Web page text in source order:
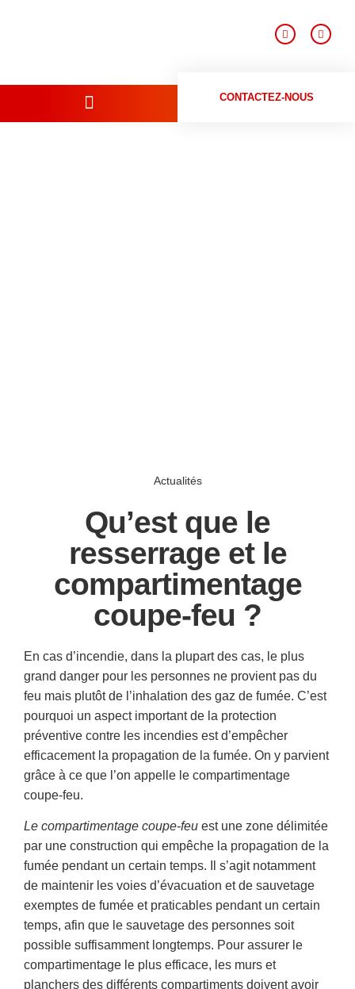
CONTACTEZ-NOUS
Actualités
Qu’est que le
resserrage et le
compartimentage
coupe-feu ?
En cas d’incendie, dans la plupart des cas, le plus
grand danger pour les personnes ne provient pas du
feu mais plutôt de l’inhalation des gaz de fumée. C’est
pourquoi un aspect important de la protection
préventive contre les incendies est d’empêcher
efficacement la propagation de la fumée. On y parvient
grâce à ce que l’on appelle le compartimentage
coupe-feu.
Le compartimentage coupe-feu est une zone délimitée
par une construction qui empêche la propagation de la
fumée pendant un certain temps. Il s’agit notamment
de maintenir les voies d’évacuation et de sauvetage
exemptes de fumée et praticables pendant un certain
temps, afin que le sauvetage des personnes soit
possible suffisamment longtemps. Pour assurer le
compartimentage le plus efficace, les murs et
planchers des différents compartiments doivent avoir